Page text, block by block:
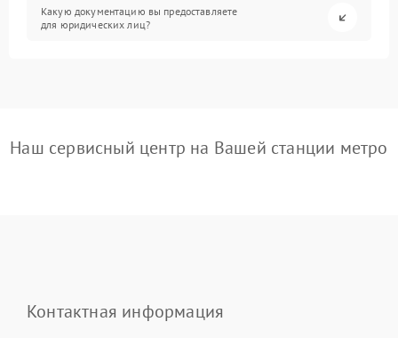
Какую документацию вы предоставляете
для юридических лиц?
Наш сервисный центр на Вашей станции метро
Контактная информация